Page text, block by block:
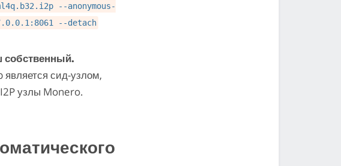
--anonymous-
--detach
сид-узлом,
узлы Monero.